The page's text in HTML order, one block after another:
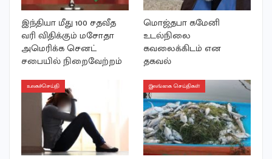
இந்தியா மீது 100 சதவீத
வரி விதிக்கும் மசோதா
அமெரிக்க செனட்
சபையில் நிறைவேற்றம்
மொஜ்தபா கமேனி
உடல்நிலை
கவலைக்கிடம் என
தகவல்
உலகச்செய்தி இலங்கை செய்திகள்